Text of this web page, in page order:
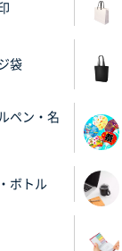
日 16:41
心できるから
ストリーム 05
日 16:39
していて、満足して
客様
袋
ペン・名
ボトル